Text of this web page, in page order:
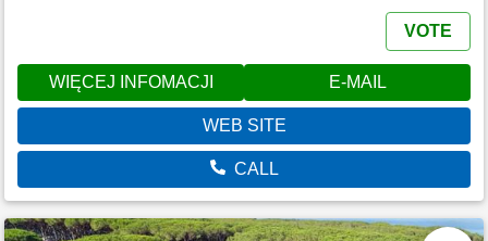
VOTE
WIĘCEJ INFOMACJI E-MAIL
WEB SITE
CALL